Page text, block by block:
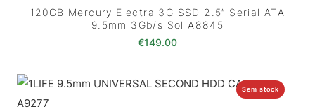
120GB Mercury Electra 3G SSD 2.5″ Serial ATA
9.5mm 3Gb/s Sol A8845
€149.00
Sem stock